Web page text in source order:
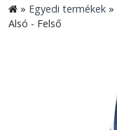
» Egyedi termékek »
Alsó - Felső